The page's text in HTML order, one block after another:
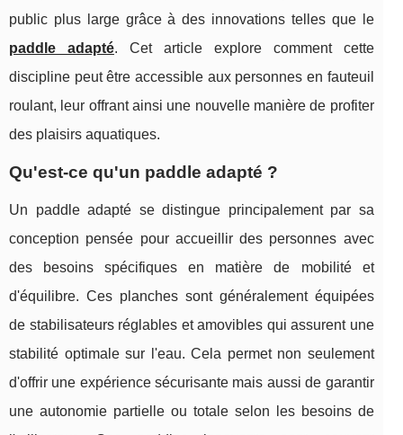
public plus large grâce à des innovations telles que le
paddle adapté. Cet article explore comment cette
discipline peut être accessible aux personnes en fauteuil
roulant, leur offrant ainsi une nouvelle manière de profiter
des plaisirs aquatiques.
Qu'est-ce qu'un paddle adapté ?
Un paddle adapté se distingue principalement par sa
conception pensée pour accueillir des personnes avec
des besoins spécifiques en matière de mobilité et
d'équilibre. Ces planches sont généralement équipées
de stabilisateurs réglables et amovibles qui assurent une
stabilité optimale sur l'eau. Cela permet non seulement
d'offrir une expérience sécurisante mais aussi de garantir
une autonomie partielle ou totale selon les besoins de